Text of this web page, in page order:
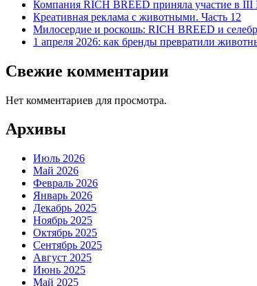
Компания RICH BREED приняла участие в
Креативная реклама с животными. Часть 12
Милосердие и роскошь: RICH BREED и
1 апреля 2026: как бренды превратили
Свежие комментарии
Нет комментариев для просмотра.
Архивы
Июль 2026
Май 2026
Февраль 2026
Январь 2026
Декабрь 2025
Ноябрь 2025
Октябрь 2025
Сентябрь 2025
Август 2025
Июнь 2025
Май 2025